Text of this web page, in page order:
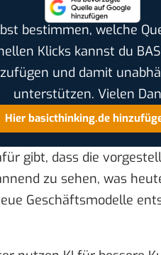
bestimmen, welche
Klicks kannst du
und damit
unterstützen. Vielen
Hier basicthinking.de
gibt, dass die
zu sehen, was
Geschäftsmodelle